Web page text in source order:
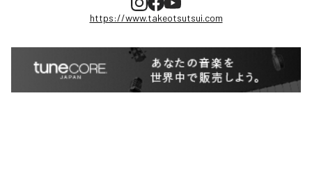
https://www.takeotsutsui.com